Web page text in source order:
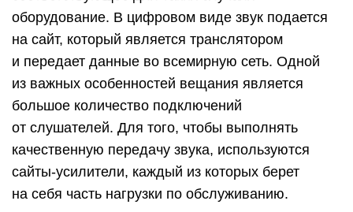
оборудование. В цифровом виде звук подается
на сайт, который является транслятором
и передает данные во всемирную сеть. Одной
из важных особенностей вещания является
большое количество подключений
от слушателей. Для того, чтобы выполнять
качественную передачу звука, используются
сайты-усилители, каждый из которых берет
на себя часть нагрузки по обслуживанию.